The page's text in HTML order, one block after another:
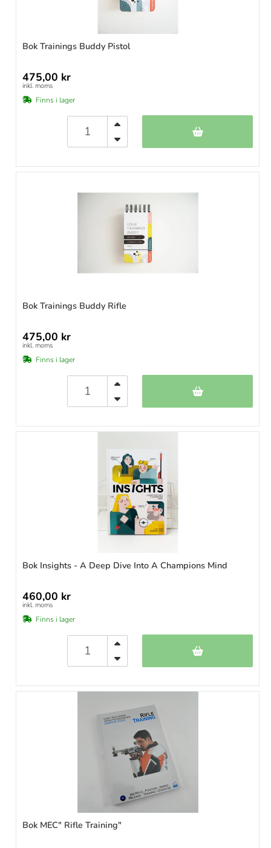
Bok Trainings Buddy Pistol
475,00 kr
inkl. moms
Finns i lager
Bok Trainings Buddy Rifle
475,00 kr
inkl. moms
Finns i lager
Bok Insights - A Deep Dive Into A Champions Mind
460,00 kr
inkl. moms
Finns i lager
Bok MEC" Rifle Training"